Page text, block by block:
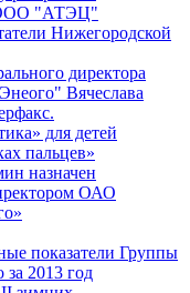
ООО "АТЭЦ"
Нижегородской
директора
Вячеслава
для детей
пальцев»
назначен
ОАО
показатели Группы
2013 год